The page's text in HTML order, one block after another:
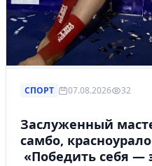
СПОРТ 07.08.2026 32
Заслуженный
самбо,
«Победить себя —